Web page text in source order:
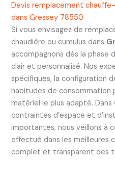
Devis remplacement
dans Gressey 78550
Si vous envisagez de
chaudière ou cumulus dans
accompagnons dès la phase
clair et personnalisé. Nos
spécifiques, la configuration
habitudes de consommation
matériel le plus adapté. Dans
contraintes d’espace et
importantes, nous veillons à
effectué dans les meilleures
complet et transparent des